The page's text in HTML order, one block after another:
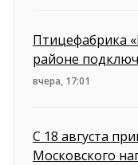
Птицефабрика
районе
вчера, 17:01
С 18 августа
Московского